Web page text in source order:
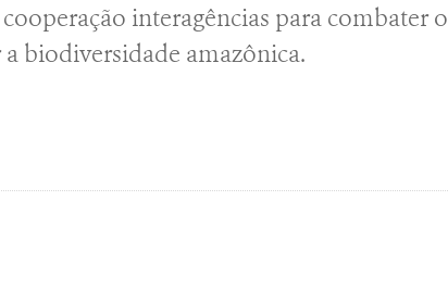
interagências para combater o
biodiversidade amazônica.